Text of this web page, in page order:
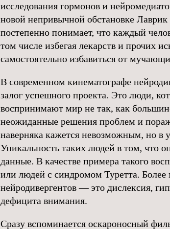
исследования гормонов и
новой непривычной обстановке
постепенно понимает, что каждый
том числе избегая лекарств и прочих
самостоятельно избавиться от
В современном кинематографе
залог успешного проекта. Это люди,
воспринимают мир не так, как
неожиданные решения проблем и
наверняка кажется невозможным, но в
Уникальность таких людей в том, что
данные. В качестве примера такого
или людей с синдромом Туретта. Более
нейродивергентов — это дислексия,
дефицита внимания.
Сразу вспоминается оскароносный